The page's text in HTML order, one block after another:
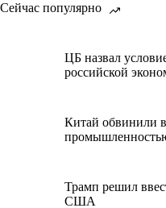
Сейчас популярно
ЦБ назвал
российской
Китай обвинили
Трамп решил
США